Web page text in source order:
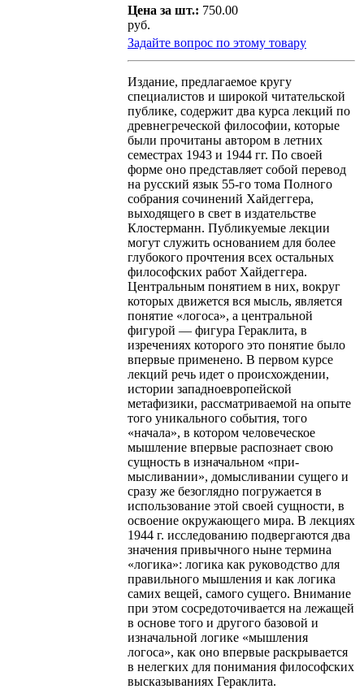
Цена за шт.: 750.00
руб.
Задайте вопрос по этому товару
Издание, предлагаемое кругу
специалистов и широкой читательской
публике, содержит два курса лекций по
древнегреческой философии, которые
были прочитаны автором в летних
семестрах 1943 и 1944 гг. По своей
форме оно представляет собой перевод
на русский язык 55-го тома Полного
собрания сочинений Хайдеггера,
выходящего в свет в издательстве
Клостерманн. Публикуемые лекции
могут служить основанием для более
глубокого прочтения всех остальных
философских работ Хайдеггера.
Центральным понятием в них, вокруг
которых движется вся мысль, является
понятие «логоса», а центральной
фигурой — фигура Гераклита, в
изречениях которого это понятие было
впервые применено. В первом курсе
лекций речь идет о происхождении,
истории западноевропейской
метафизики, рассматриваемой на опыте
того уникального события, того
«начала», в котором человеческое
мышление впервые распознает свою
сущность в изначальном «при-
мысливании», домысливании сущего и
сразу же безоглядно погружается в
использование этой своей сущности, в
освоение окружающего мира. В лекциях
1944 г. исследованию подвергаются два
значения привычного ныне термина
«логика»: логика как руководство для
правильного мышления и как логика
самих вещей, самого сущего. Внимание
при этом сосредоточивается на лежащей
в основе того и другого базовой и
изначальной логике «мышления
логоса», как оно впервые раскрывается
в нелегких для понимания философских
высказываниях Гераклита.